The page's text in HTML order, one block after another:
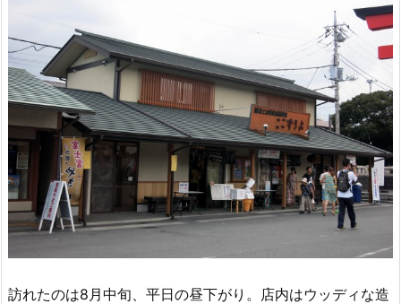
訪れたのは8月中旬、平日の昼下がり。店内はウッディな造